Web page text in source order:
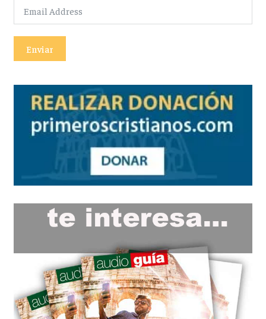
Enviar